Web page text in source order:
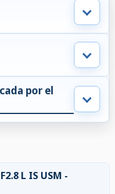
por el
L IS USM -